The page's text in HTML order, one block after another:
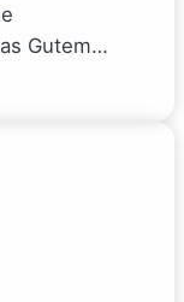
Gutem…